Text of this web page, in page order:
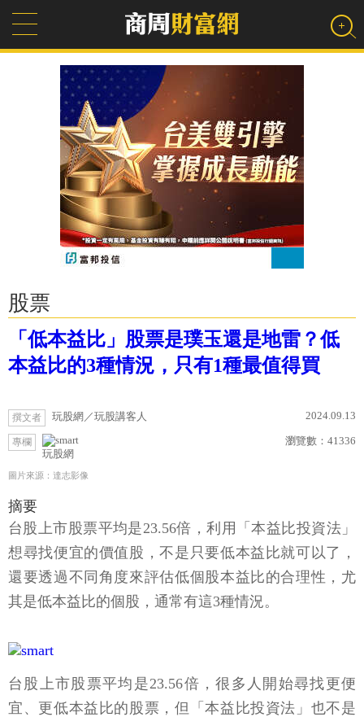
股票
「低本益比」股票是璞玉還是地雷？低
本益比的3種情況，只有1種最值得買
撰文者 玩股網／玩股講客人 2024.09.13
專欄
玩股網
瀏覽數： 41336
圖片來源：達志影像
摘要
台股上市股票平均是23.56倍，利用「本益比投資法」
想尋找便宜的價值股，不是只要低本益比就可以了，
還要透過不同角度來評估低個股本益比的合理性，尤
其是低本益比的個股，通常有這3種情況。
台股上市股票平均是23.56倍，很多人開始尋找更便
宜、更低本益比的股票，但「本益比投資法」也不是